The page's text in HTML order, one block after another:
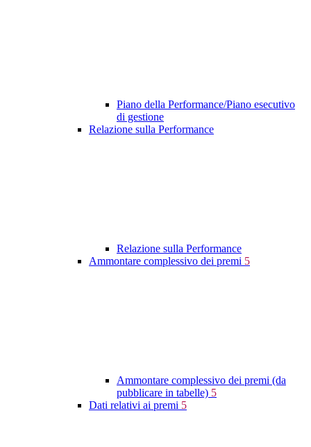
Piano della Performance/Piano esecutivo
di gestione
Relazione sulla Performance
Relazione sulla Performance
Ammontare complessivo dei premi 5
Ammontare complessivo dei premi (da
pubblicare in tabelle) 5
Dati relativi ai premi 5